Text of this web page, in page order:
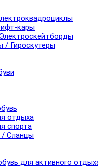
кары
/ Гироскутеры
отдыха
спорта
/ Сланцы
для активного